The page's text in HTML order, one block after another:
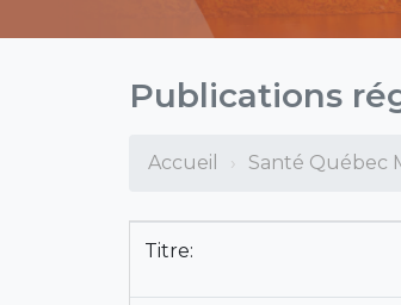
Publications
Accueil Santé Québec
Titre: